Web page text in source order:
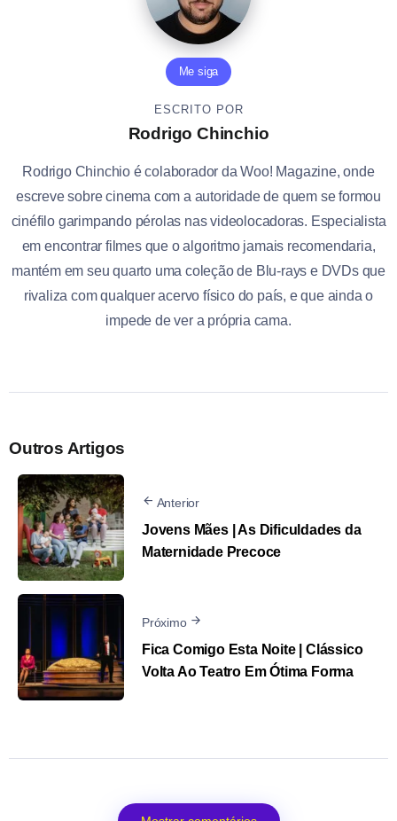
Me siga
ESCRITO POR
Rodrigo Chinchio
Rodrigo Chinchio é colaborador da Woo! Magazine, onde
escreve sobre cinema com a autoridade de quem se formou
cinéfilo garimpando pérolas nas videolocadoras. Especialista
em encontrar filmes que o algoritmo jamais recomendaria,
mantém em seu quarto uma coleção de Blu-rays e DVDs que
rivaliza com qualquer acervo físico do país, e que ainda o
impede de ver a própria cama.
Outros Artigos
Anterior
Jovens Mães | As Dificuldades da
Maternidade Precoce
Próximo
Fica Comigo Esta Noite | Clássico
Volta Ao Teatro Em Ótima Forma